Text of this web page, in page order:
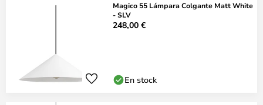
Magico 55 Lámpara Colgante Matt White
- SLV
248,00 €
En stock